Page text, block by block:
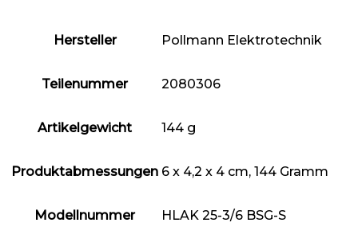
Hersteller ‎Pollmann Elektrotechnik
Teilenummer ‎2080306
Artikelgewicht ‎144 g
Produktabmessungen ‎6 x 4,2 x 4 cm, 144 Gramm
Modellnummer ‎HLAK 25-3/6 BSG-S